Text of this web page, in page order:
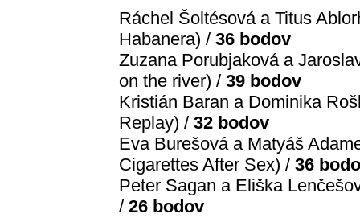
Ráchel Šoltésová a Titus
Habanera) / 36 bodov
Zuzana Porubjaková a
on the river) / 39 bodov
Kristián Baran a Dominika
Replay) / 32 bodov
Eva Burešová a Matyáš
Cigarettes After Sex) / 36
Peter Sagan a Eliška
/ 26 bodov